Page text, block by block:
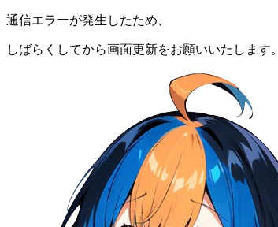
通信エラーが発生したため、
しばらくしてから画面更新をお願いいたします。